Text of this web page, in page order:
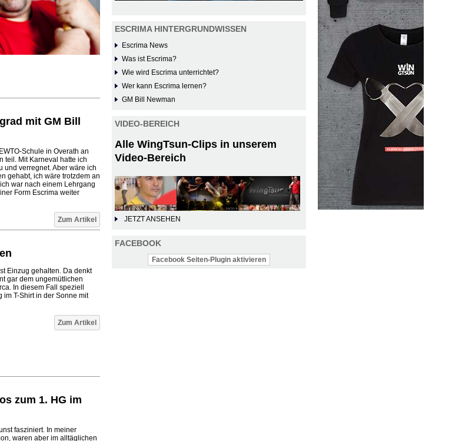
mit GM Bill
Schule in Overath an
teil. Mit Karneval hatte ich
und verregnet. Aber wäre ich
gehabt, ich wäre trotzdem an
war nach einem Lehrgang
Form Escrima weiter
Zum Artikel
Einzug gehalten. Da denkt
gar dem ungemütlichen
In diesem Fall speziell
im T-Shirt in der Sonne mit
Zum Artikel
zum 1. HG im
fasziniert. In meiner
waren aber im alltäglichen
ESCRIMA HINTERGRUNDWISSEN
Escrima News
Was ist Escrima?
Wie wird Escrima unterrichtet?
Wer kann Escrima lernen?
GM Bill Newman
VIDEO-BEREICH
Alle WingTsun-Clips in unserem
Video-Bereich
JETZT ANSEHEN
FACEBOOK
Facebook Seiten-Plugin aktivieren